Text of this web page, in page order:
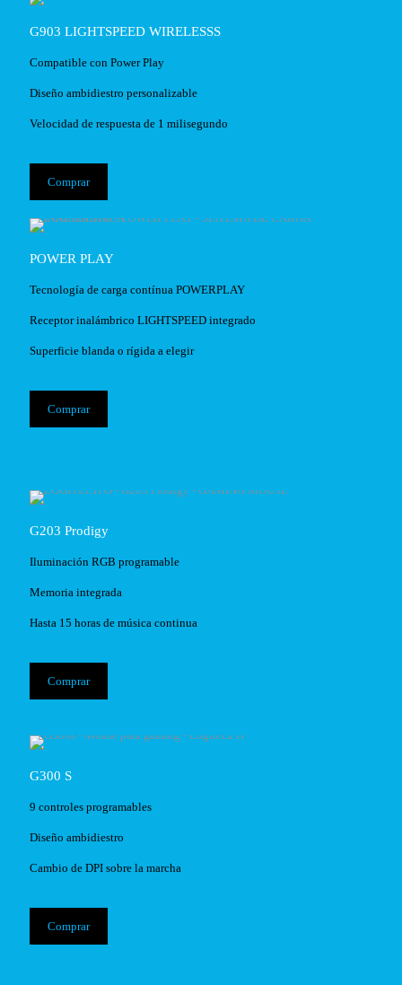
G903 LIGHTSPEED WIRELESSS
Compatible con Power Play
Diseño ambidiestro personalizable
Velocidad de respuesta de 1 milisegundo
Comprar
POWER PLAY
Tecnología de carga contínua POWERPLAY
Receptor inalámbrico LIGHTSPEED integrado
Superficie blanda o rígida a elegir
Comprar
G203 Prodigy
Iluminación RGB programable
Memoria integrada
Hasta 15 horas de música continua
Comprar
G300 S
9 controles programables
Diseño ambidiestro
Cambio de DPI sobre la marcha
Comprar